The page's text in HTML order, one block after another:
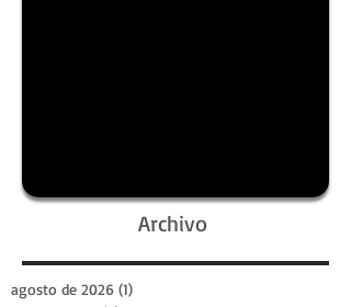
Archivo
agosto de 2026 (1)